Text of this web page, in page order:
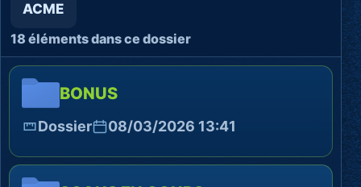
ACME
18 éléments dans ce dossier
BONUS
Dossier 08/03/2026 13:41